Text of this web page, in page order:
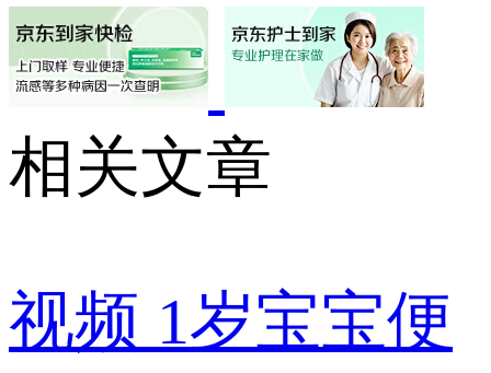
相关文章
视频 1岁宝宝便